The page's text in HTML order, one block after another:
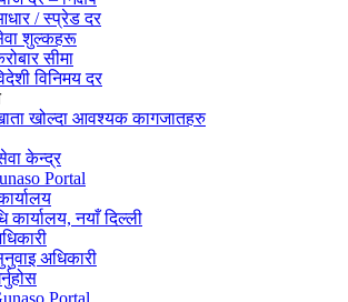
/ स्प्रेड दर
शुल्कहरू
सीमा
विनिमय दर
खोल्दा आवश्यक कागजातहरु
केन्द्र
Portal
कार्यालय, नयाँ दिल्ली
अधिकारी
Portal